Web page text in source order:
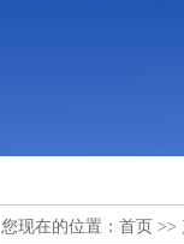
您现在的位置： 首页 >>